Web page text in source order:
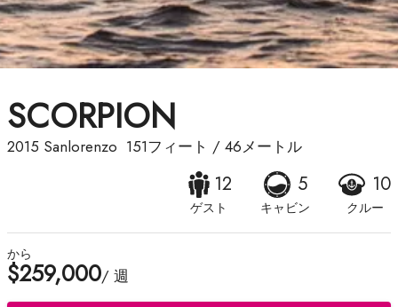
SCORPION
2015 Sanlorenzo 151フィート / 46メートル
12
ゲスト
5
キャビン
10
クルー
から
$259,000/ 週